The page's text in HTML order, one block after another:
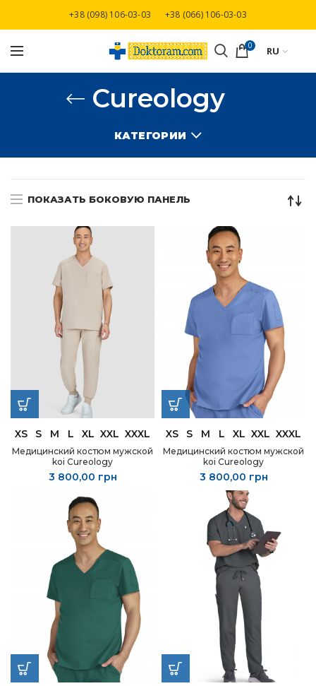
+38 (098) 106-03-03 +38 (066) 106-03-03
0 RU
Cureology
КАТЕГОРИИ
ПОКАЗАТЬ БОКОВУЮ ПАНЕЛЬ
XS S M L XL XXL XXXL
Медицинский костюм мужской
koi Cureology
3 800,00 грн
XS S M L XL XXL XXXL
Медицинский костюм мужской
koi Cureology
3 800,00 грн
Бесплатная доставка при заказе от 3000 грн